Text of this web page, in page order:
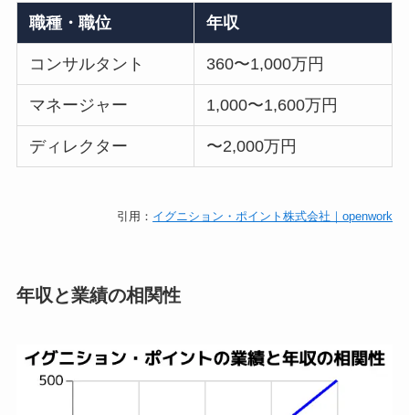
職種・職位 年収
コンサルタント 360〜1,000万円
マネージャー 1,000〜1,600万円
ディレクター 〜2,000万円
引用： イグニション・ポイント株式会社｜openwork
年収と業績の相関性